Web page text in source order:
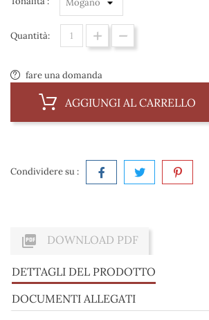
Quantità:
fare una domanda
AGGIUNGI AL CARRELLO
Condividere su :
 DOWNLOAD PDF
DETTAGLI DEL PRODOTTO
DOCUMENTI ALLEGATI